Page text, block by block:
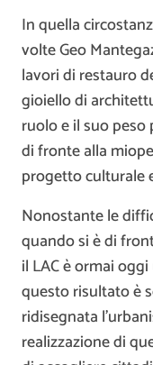
In quella
volte Geo
lavori di restauro
gioiello di
ruolo e il suo
di fronte alla
progetto culturale
Nonostante le
quando si è di
il LAC è ormai
questo risultato è
ridisegnata
realizzazione di